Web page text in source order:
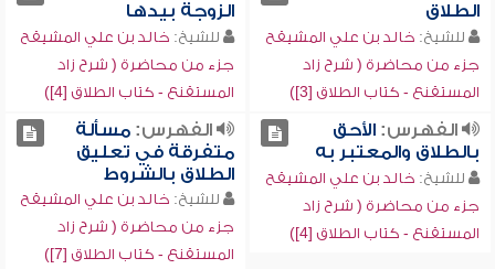
الطلاق
للشيخ: خالد بن علي المشيقح
جزء من محاضرة ( شرح زاد
المستقنع - كتاب الطلاق [3])
الزوجة بيدها
للشيخ: خالد بن علي المشيقح
جزء من محاضرة ( شرح زاد
المستقنع - كتاب الطلاق [4])
الفهرس:الأحق
بالطلاق والمعتبر به
للشيخ: خالد بن علي المشيقح
جزء من محاضرة ( شرح زاد
المستقنع - كتاب الطلاق [4])
الفهرس:مسألة
متفرقة في تعليق
الطلاق بالشروط
للشيخ: خالد بن علي المشيقح
جزء من محاضرة ( شرح زاد
المستقنع - كتاب الطلاق [7])